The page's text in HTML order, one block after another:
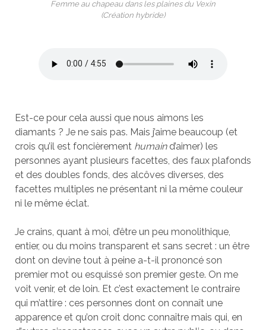
Femme au chapeau dans les plaines du Vexin
(Création hybride)
Est-ce pour cela aussi que nous aimons les
diamants ? Je ne sais pas. Mais j’aime beaucoup (et
crois qu’il est foncièrement humaind’aimer) les
personnes ayant plusieurs facettes, des faux plafonds
et des doubles fonds, des alcôves diverses, des
facettes multiples ne présentant ni la même couleur
ni le même éclat.
Je crains, quant à moi, d’être un peu monolithique,
entier, ou du moins transparent et sans secret : un être
dont on devine tout à peine a-t-il prononcé son
premier mot ou esquissé son premier geste. On me
voit venir, et de loin. Et c’est exactement le contraire
qui m’attire : ces personnes dont on connaît une
apparence et qu’on croit donc connaître mais qui, en